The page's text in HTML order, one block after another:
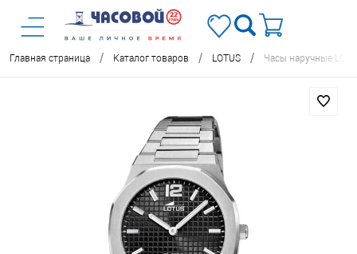
Главная страница / Каталог товаров / LOTUS / Часы наручные